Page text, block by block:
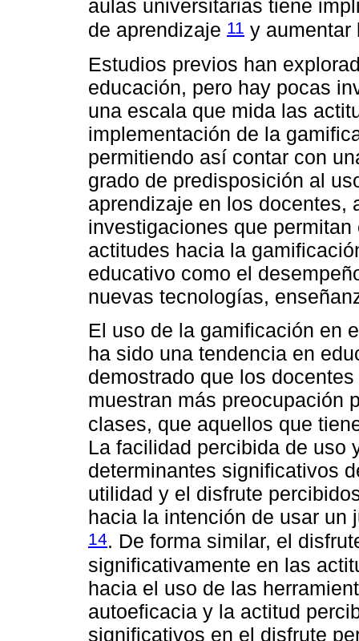
aulas universitarias tiene
de aprendizaje 11 y
Estudios previos han
educación, pero hay pocas
una escala que mida las
implementación de la
permitiendo así contar con
grado de predisposición al
aprendizaje en los docentes,
investigaciones que
actitudes hacia la
educativo como el
nuevas tecnologías,
El uso de la gamificación en
ha sido una tendencia en
demostrado que los
muestran más preocupación
clases, que aquellos que
La facilidad percibida de uso
determinantes significativos
utilidad y el disfrute
hacia la intención de usar un
14. De forma similar, el
significativamente en las
hacia el uso de las
autoeficacia y la actitud
significativos en el disfrute